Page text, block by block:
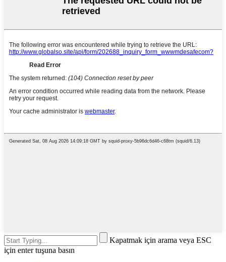
Kapatmak için arama veya ESC
için enter tuşuna basın